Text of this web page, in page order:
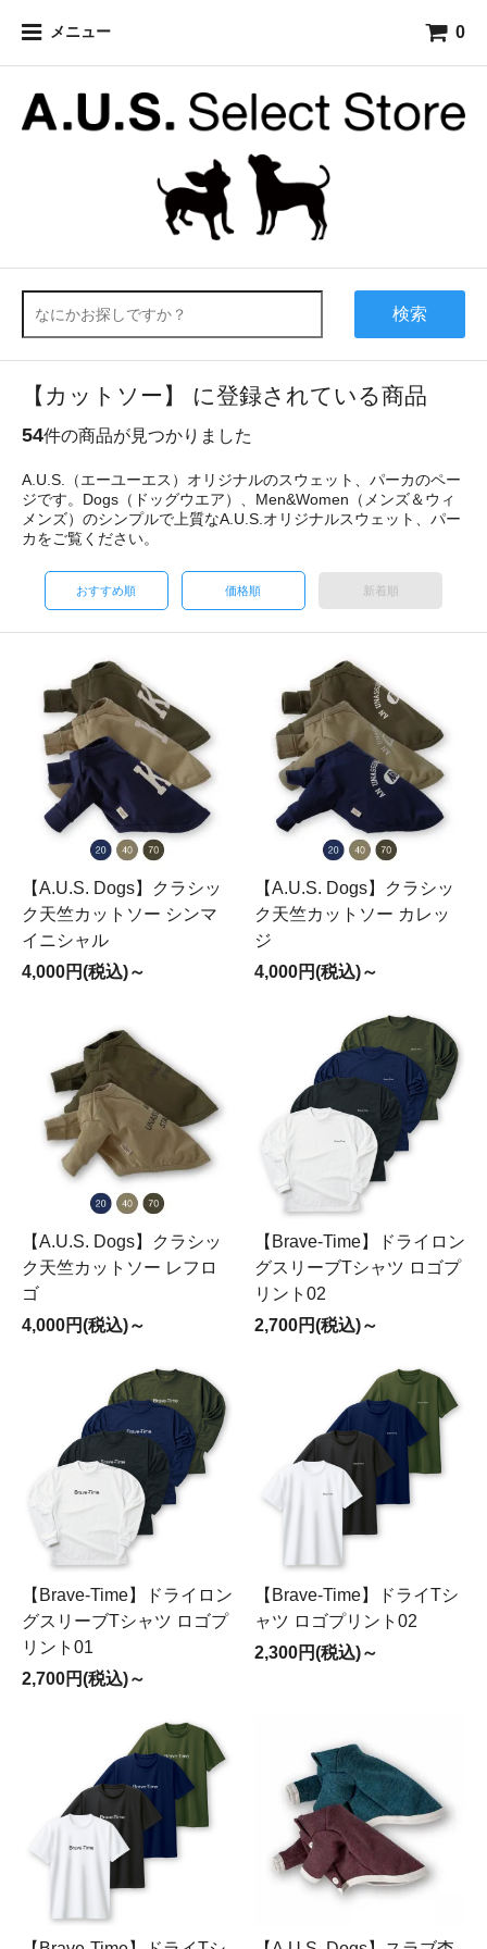
メニュー 0
検索
【カットソー】 に登録されている商品
54件の商品が見つかりました
A.U.S.（エーユーエス）オリジナルのスウェット、パーカのペー
ジです。Dogs（ドッグウエア）、Men&Women（メンズ＆ウィ
メンズ）のシンプルで上質なA.U.S.オリジナルスウェット、パー
カをご覧ください。
おすすめ順 価格順 新着順
【A.U.S. Dogs】クラシッ
ク天竺カットソー シンマ
イニシャル
4,000円(税込)～
【A.U.S. Dogs】クラシッ
ク天竺カットソー カレッ
ジ
4,000円(税込)～
【A.U.S. Dogs】クラシッ
ク天竺カットソー レフロ
ゴ
4,000円(税込)～
【Brave-Time】ドライロン
グスリーブTシャツ ロゴプ
リント02
2,700円(税込)～
【Brave-Time】ドライロン
グスリーブTシャツ ロゴプ
リント01
2,700円(税込)～
【Brave-Time】ドライTシ
ャツ ロゴプリント02
2,300円(税込)～